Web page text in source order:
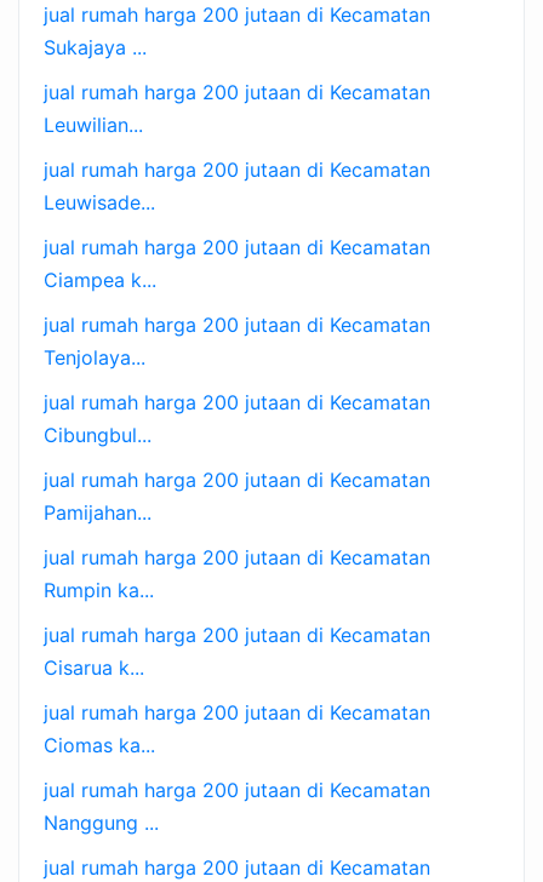
jual rumah harga 200 jutaan di Kecamatan
Sukajaya ...
jual rumah harga 200 jutaan di Kecamatan
Leuwilian...
jual rumah harga 200 jutaan di Kecamatan
Leuwisade...
jual rumah harga 200 jutaan di Kecamatan
Ciampea k...
jual rumah harga 200 jutaan di Kecamatan
Tenjolaya...
jual rumah harga 200 jutaan di Kecamatan
Cibungbul...
jual rumah harga 200 jutaan di Kecamatan
Pamijahan...
jual rumah harga 200 jutaan di Kecamatan
Rumpin ka...
jual rumah harga 200 jutaan di Kecamatan
Cisarua k...
jual rumah harga 200 jutaan di Kecamatan
Ciomas ka...
jual rumah harga 200 jutaan di Kecamatan
Nanggung ...
jual rumah harga 200 jutaan di Kecamatan